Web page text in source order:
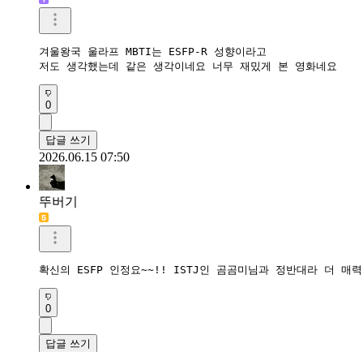
겨울왕국 울라프 MBTI는 ESFP-R 성향이라고
저도 생각했는데 같은 생각이네요 너무 재밌게 본 영화네요
0
답글 쓰기
2026.06.15 07:50
뚜버기
확신의 ESFP 인정요~~!! ISTJ인 곰곰미님과 정반대라 더 매력
0
답글 쓰기